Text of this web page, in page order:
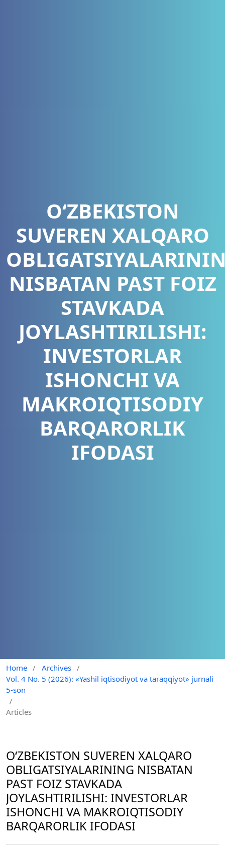
O‘ZBEKISTON
SUVEREN XALQARO
NISBATAN PAST FOIZ
STAVKADA
JOYLASHTIRILISHI:
INVESTORLAR
ISHONCHI VA
MAKROIQTISODIY
BARQARORLIK
IFODASI
Home / Archives /
Vol. 4 No. 5 (2026): «Yashil iqtisodiyot va taraqqiyot» jurnali
5-son
/
Articles
O‘ZBEKISTON SUVEREN XALQARO
OBLIGATSIYALARINING NISBATAN
PAST FOIZ STAVKADA
JOYLASHTIRILISHI: INVESTORLAR
ISHONCHI VA MAKROIQTISODIY
BARQARORLIK IFODASI